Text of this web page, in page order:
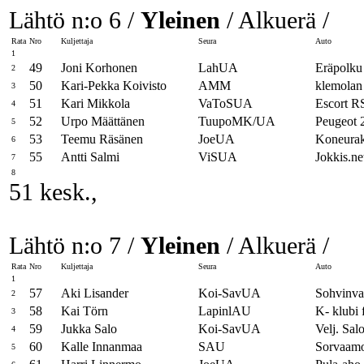
Lähtö n:o 6 / Yleinen / Alkuerä /
Rata Nro Kuljettaja Seura
Auto
1
2
49 Joni Korhonen LahUA
3 50 Kari-Pekka Koivisto AMM
4 51 Kari Mikkola VaToSUA Escort
5 52 Urpo Määttänen TuupoMK/UA Peugeot
6 53 Teemu Räsänen JoeUA
7 55 Antti Salmi ViSUA
8
51 kesk.,
Lähtö n:o 7 / Yleinen / Alkuerä /
Rata Nro Kuljettaja Seura
Auto
1
2
57 Aki Lisander Koi-SavUA
3 58 Kai Törn LapinlAU K- klubi
4 59 Jukka Salo Koi-SavUA Velj.
5 60 Kalle Innanmaa SAU